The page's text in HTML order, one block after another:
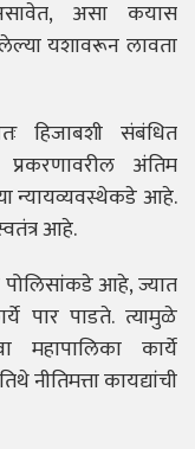
असावेत, असा कयास
यशावरून लावता
हिजाबशी संबंधित
अंतिम
न्यायव्यवस्थेकडे आहे.
आहे.
पोलिसांकडे आहे, ज्यात
पार पाडते. त्यामुळे
महापालिका कार्ये
नीतिमत्ता कायद्यांची